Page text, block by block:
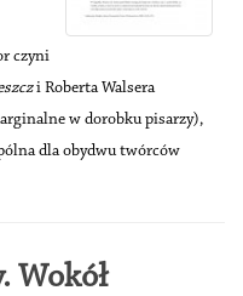
czyni
i Roberta Walsera
w dorobku pisarzy),
dla obydwu twórców
Wokół